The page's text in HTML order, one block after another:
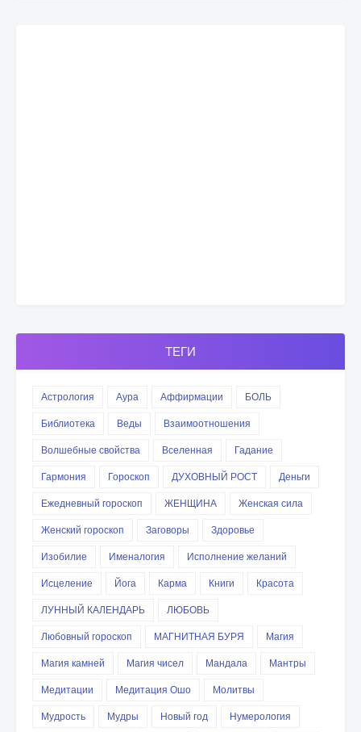
ТЕГИ
Астрология Аура Аффирмации
БОЛЬ
Библиотека
Веды
Взаимоотношения
Волшебные свойства
Вселенная
Гадание
Гармония
Гороскоп ДУХОВНЫЙ РОСТ
Деньги
Ежедневный гороскоп
ЖЕНЩИНА
Женская сила
Женский гороскоп
Заговоры
Здоровье
Изобилие
Именалогия
Исполнение желаний
Исцеление
Йога Карма Книги
Красота
ЛУННЫЙ КАЛЕНДАРЬ
ЛЮБОВЬ
Любовный гороскоп
МАГНИТНАЯ БУРЯ
Магия
Магия камней
Магия чисел Мандала
Мантры
Медитации
Медитация Ошо
Молитвы
Мудрость
Мудры Новый год
Нумерология